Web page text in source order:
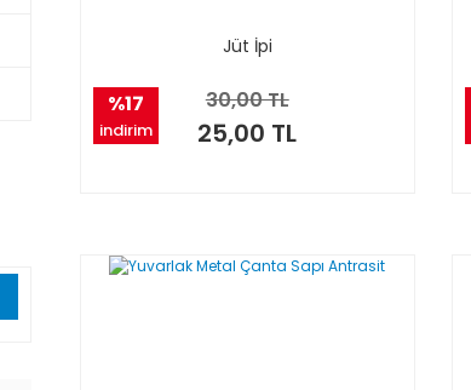
%17
indirim
Jüt İpi
30,00 TL
25,00 TL